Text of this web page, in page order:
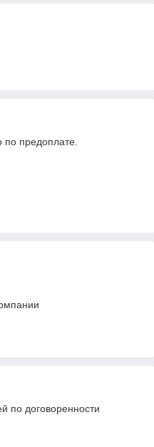
по предоплате.
по договоренности